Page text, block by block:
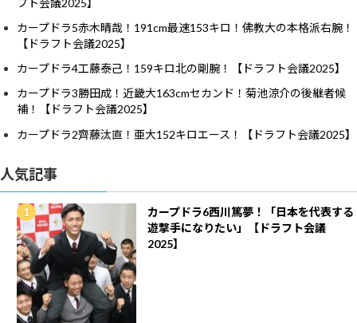
カープドラ5赤木晴哉！191cm最速153キロ！佛教大の本格派右腕！
【ドラフト会議2025】
カープドラ4工藤泰己！159キロ北の剛腕！【ドラフト会議2025】
カープドラ3勝田成！近畿大163cmセカンド！菊池涼介の後継者候
補！【ドラフト会議2025】
カープドラ2齊藤汰直！亜大152キロエース！【ドラフト会議2025】
人気記事
カープドラ6西川篤夢！「日本を代表する
遊撃手になりたい」【ドラフト会議
2025】